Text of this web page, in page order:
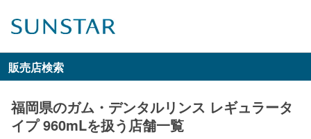
販売店検索
福岡県のガム・デンタルリンス レギュラータ
イプ 960mLを扱う店舗一覧